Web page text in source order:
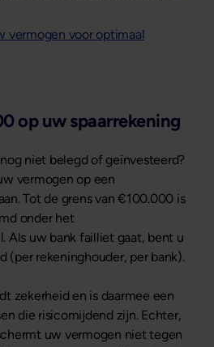
vermogen voor optimaal
op uw spaarrekening
niet belegd of geïnvesteerd?
vermogen op een
Tot de grens van €100.000 is
onder het
Als uw bank failliet gaat, bent u
(per rekeninghouder, per bank).
zekerheid en is daarmee een
die risicomijdend zijn. Echter,
uw vermogen niet tegen